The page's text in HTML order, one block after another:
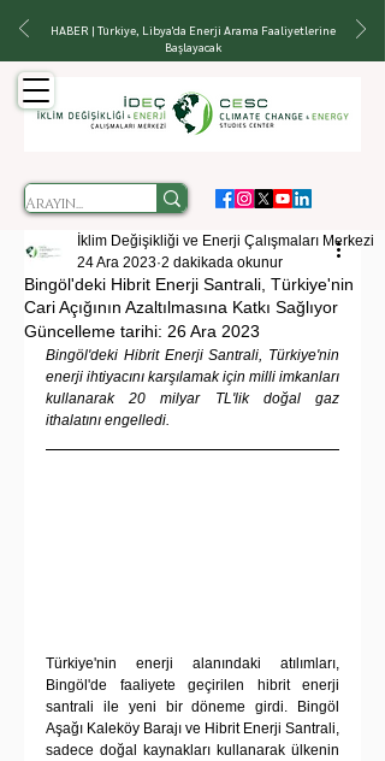
HABER | Türkiye, Libya'da Enerji Arama Faaliyetlerine
Başlayacak
Bingöl'deki Hibrit Enerji Santrali, Türkiye'nin
Cari Açığının Azaltılmasına Katkı Sağlıyor
İklim Değişikliği ve Enerji Çalışmaları Merkezi
24 Ara 2023 2 dakikada okunur
Güncelleme tarihi: 26 Ara 2023
Bingöl'deki Hibrit Enerji Santrali, Türkiye'nin
enerji ihtiyacını karşılamak için milli imkanları
kullanarak 20 milyar TL'lik doğal gaz
ithalatını engelledi.
Türkiye'nin enerji alanındaki atılımları,
Bingöl'de faaliyete geçirilen hibrit enerji
santrali ile yeni bir döneme girdi. Bingöl
Aşağı Kaleköy Barajı ve Hibrit Enerji Santrali,
sadece doğal kaynakları kullanarak ülkenin